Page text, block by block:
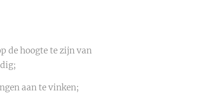
de hoogte te zijn van
aan te vinken;